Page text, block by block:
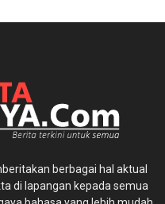
berbagai hal aktual
di lapangan kepada semua